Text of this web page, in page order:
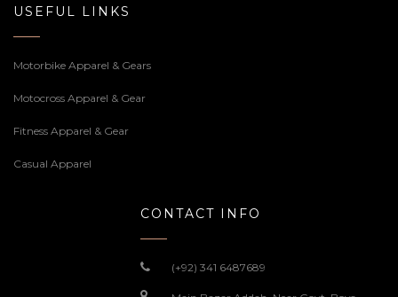
USEFUL LINKS
Motorbike Apparel & Gears
Motocross Apparel & Gear
Fitness Apparel & Gear
Casual Apparel
CONTACT INFO
(+92) 341 6487689